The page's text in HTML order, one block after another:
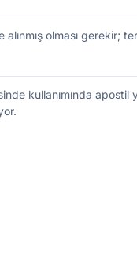
olması gerekir;
kullanımında apostil